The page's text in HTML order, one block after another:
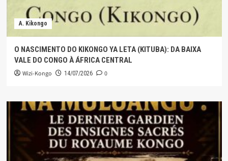
A. Kikongo
O NASCIMENTO DO KIKONGO YA LETA (KITUBA): DA BAIXA
VALE DO CONGO À ÁFRICA CENTRAL
Wizi-Kongo 14/07/2026 0